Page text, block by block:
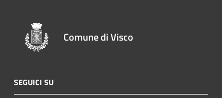
Comune di Visco
SEGUICI SU